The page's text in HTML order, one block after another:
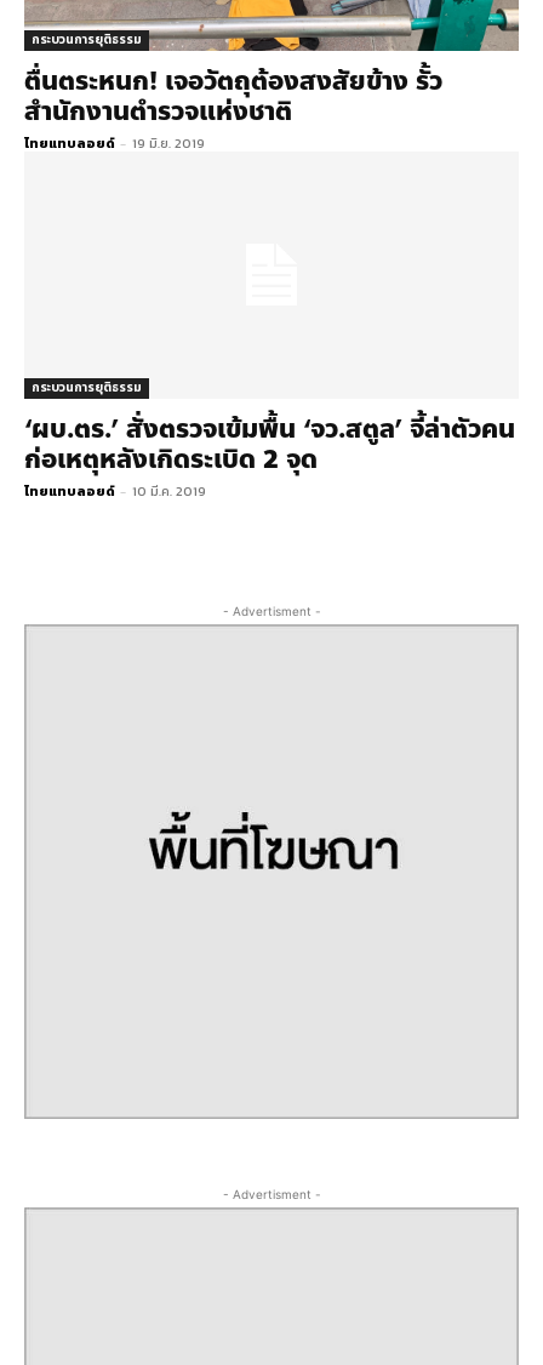
กระบวนการยุติธรรม
ตื่นตระหนก!​ เจอวัตถุต้องสงสัยข้าง รั้ว
สำนักงานตำรวจแห่งชาติ
ไทยแทบลอยด์ - 19 มิ.ย. 2019
กระบวนการยุติธรรม
‘ผบ.ตร.’ สั่งตรวจเข้มพื้น ‘จว.สตูล’ จี้ล่าตัวคน
ก่อเหตุหลังเกิดระเบิด 2 จุด
ไทยแทบลอยด์ - 10 มี.ค. 2019
- Advertisment -
- Advertisment -